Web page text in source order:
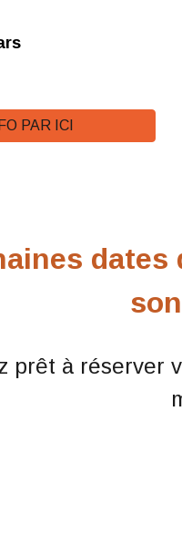
PAR ICI
dates
prêt à réserver